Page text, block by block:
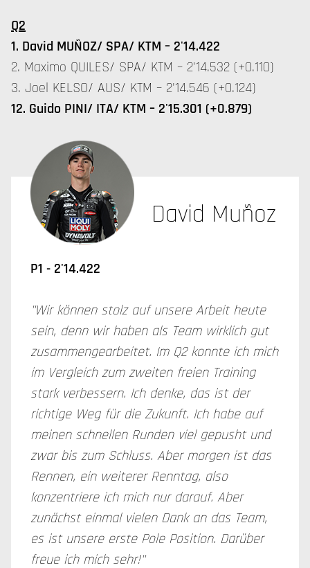
Q2
1. David MUÑOZ/ SPA/ KTM – 2'14.422
2. Maximo QUILES/ SPA/ KTM – 2'14.532 (+0.110)
3. Joel KELSO/ AUS/ KTM – 2'14.546 (+0.124)
12. Guido PINI/ ITA/ KTM – 2'15.301 (+0.879)
David Muñoz
P1 - 2'14.422
"Wir können stolz auf unsere Arbeit heute
sein, denn wir haben als Team wirklich gut
zusammengearbeitet. Im Q2 konnte ich mich
im Vergleich zum zweiten freien Training
stark verbessern. Ich denke, das ist der
richtige Weg für die Zukunft. Ich habe auf
meinen schnellen Runden viel gepusht und
zwar bis zum Schluss. Aber morgen ist das
Rennen, ein weiterer Renntag, also
konzentriere ich mich nur darauf. Aber
zunächst einmal vielen Dank an das Team,
es ist unsere erste Pole Position. Darüber
freue ich mich sehr!"